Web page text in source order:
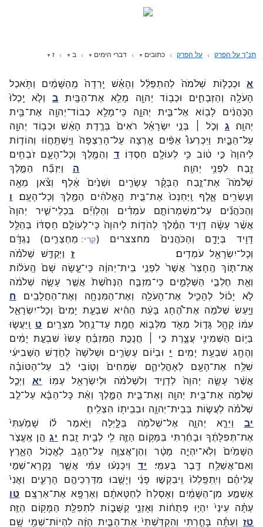
תנ"ך על הפרק על הפרק כתובים דברי הימים ב ז
א וּכְכַלּ֤וֹת שְׁלֹמֹה֙ לְהִתְפַּלֵּ֔ל וְהָאֵ֗שׁ יָֽרְדָה֙ מֵֽהַשָּׁמַ֔יִם וַתֹּ֥אכַל
הָעֹלָ֖ה וְהַזְּבָחִ֑ים וּכְב֥וֹד יְהוָ֖ה מָלֵ֥א אֶת־הַבָּֽיִת׃ ב וְלֹ֤א יָֽכְלוּ֙
הַכֹּ֣הֲנִ֔ים לָב֖וֹא אֶל־בֵּ֣ית יְהוָ֑ה כִּֽי־מָלֵ֥א כְבוֹד־יְהוָ֖ה אֶת־בֵּ֥ית
יְהוָֽה׃ ג וְכֹ֣ל ׀ בְּנֵ֣י יִשְׂרָאֵ֗ל רֹאִים֙ בְּרֶ֣דֶת הָאֵ֔שׁ וּכְב֥וֹד יְהוָ֖ה
עַל־הַבָּ֑יִת וַיִּכְרְעוּ֩ אַפַּ֨יִם אַ֤רְצָה עַל־הָרִֽצְפָה֙ וַיִּֽשְׁתַּֽחֲו֔וּ וְהוֹד֤וֹת
לַיהוָה֙ כִּ֣י ט֔וֹב כִּ֥י לְעוֹלָ֖ם חַסְדּֽוֹ׃ ד וְהַמֶּ֖לֶךְ וְכָל־הָעָ֑ם זֹבְחִ֥ים
זֶ֖בַח
לִפְנֵ֥י יְהוָֽה׃ ה וַיִּזְבַּ֞ח
הַמֶּ֣לֶךְ
שְׁלֹמֹה֮
אֶת־זֶ֣בַח הַבָּקָ֗ר עֶשְׂרִ֤ים וּשְׁנַ֙יִם֙ אֶ֔לֶף וְצֹ֕אן
מֵאָ֥ה
וְעֶשְׂרִ֖ים אָ֑לֶף וַֽיַּחְנְכוּ֙ אֶת־בֵּ֣ית הָֽאֱלֹהִ֔ים הַמֶּ֖לֶךְ וְכָל־הָעָֽם׃ ו
וְהַכֹּהֲנִ֞ים
עַל־מִשְׁמְרוֹתָ֣ם עֹמְדִ֗ים וְהַלְוִיִּ֞ם בִּכְלֵי־שִׁ֤יר
יְהוָה֙
אֲשֶׁ֨ר עָשָׂ֜ה דָּוִ֣יד הַמֶּ֗לֶךְ לְהֹד֤וֹת לַיהוָה֙ כִּֽי־לְעוֹלָ֣ם חַסְדּ֔וֹ בְּהַלֵּ֥ל
דָּוִ֖יד
בְּיָדָ֑ם וְהַכֹּהֲנִים֙ מחצצרים ( מַחְצְרִ֣ים)
נֶגְדָּ֔ם
וְכָל־יִשְׂרָאֵ֖ל עֹמְדִֽים׃ ז וַיְקַדֵּ֣שׁ שְׁלֹמֹ֗ה
אֶת־תּ֤וֹךְ הֶֽחָצֵר֙ אֲשֶׁר֙ לִפְנֵ֣י בֵית־יְהוָ֔ה כִּֽי־עָ֤שָׂה שָׁם֙ הָֽעֹל֔וֹת
וְאֵ֖ת חֶלְבֵ֣י הַשְּׁלָמִ֑ים כִּֽי־מִזְבַּ֤ח הַנְּחֹ֙שֶׁת֙ אֲשֶׁ֣ר עָשָׂ֣ה שְׁלֹמֹ֔ה
לֹ֣א
יָכ֗וֹל לְהָכִ֛יל אֶת־הָעֹלָ֥ה וְאֶת־הַמִּנְחָ֖ה וְאֶת־הַחֲלָבִֽים׃
ח
וַיַּ֣עַשׂ שְׁלֹמֹ֣ה אֶת־הֶ֠חָג בָּעֵ֨ת הַהִ֜יא שִׁבְעַ֤ת יָמִים֙ וְכָל־יִשְׂרָאֵ֣ל
עִמּ֔וֹ קָהָ֖ל גָּד֣וֹל מְאֹ֑ד מִלְּב֥וֹא חֲמָ֖ת עַד־נַ֥חַל מִצְרָֽיִם׃ ט וַֽיַּעֲשׂ֛וּ
בַּיּ֥וֹם הַשְּׁמִינִ֖י עֲצָ֑רֶת כִּ֣י ׀ חֲנֻכַּ֣ת הַמִּזְבֵּ֗חַ עָשׂוּ֙ שִׁבְעַ֣ת יָמִ֔ים
וְהֶחָ֖ג שִׁבְעַ֥ת יָמִֽים׃ י וּבְי֨וֹם עֶשְׂרִ֤ים וּשְׁלֹשָׁה֙ לַחֹ֣דֶשׁ הַשְּׁבִיעִ֔י
שִׁלַּ֥ח
אֶת־הָעָ֖ם לְאָהֳלֵיהֶ֑ם שְׂמֵחִים֙ וְט֣וֹבֵי לֵ֔ב עַל־הַטּוֹבָ֗ה
אֲשֶׁ֨ר עָשָׂ֤ה יְהוָה֙ לְדָוִ֣יד וְלִשְׁלֹמֹ֔ה וּלְיִשְׂרָאֵ֖ל עַמּֽוֹ׃ יא
וַיְכַ֧ל
שְׁלֹמֹ֛ה אֶת־בֵּ֥ית יְהוָ֖ה וְאֶת־בֵּ֣ית הַמֶּ֑לֶךְ וְאֵ֨ת כָּל־הַבָּ֜א עַל־לֵ֣ב
שְׁלֹמֹ֗ה לַעֲשׂ֧וֹת בְּבֵית־יְהוָ֛ה וּבְבֵית֖וֹ הִצְלִֽיחַ׃
יב
וַיֵּרָ֧א יְהוָ֛ה אֶל־שְׁלֹמֹ֖ה בַּלָּ֑יְלָה וַיֹּ֣אמֶר ל֗וֹ
שָׁמַ֙עְתִּי֙
אֶת־תְּפִלָּתֶ֔ךָ וּבָחַ֜רְתִּי בַּמָּק֥וֹם הַזֶּ֛ה לִ֖י לְבֵ֥ית זָֽבַח׃ יג הֵ֣ן אֶֽעֱצֹ֤ר
הַשָּׁמַ֙יִם֙
וְלֹֽא־יִהְיֶ֣ה מָטָ֔ר וְהֵן־אֲצַוֶּ֥ה עַל־חָגָ֖ב לֶאֱכ֣וֹל
הָאָ֑רֶץ
וְאִם־אֲשַׁלַּ֥ח דֶּ֖בֶר בְּעַמִּֽי׃ יד וְיִכָּנְע֨וּ עַמִּ֜י אֲשֶׁ֧ר נִֽקְרָא־שְׁמִ֣י
עֲלֵיהֶ֗ם וְיִֽתְפַּֽלְלוּ֙ וִֽיבַקְשׁ֣וּ פָנַ֔י וְיָשֻׁ֖בוּ מִדַּרְכֵיהֶ֣ם הָרָעִ֑ים וַאֲנִי֙
אֶשְׁמַ֣ע מִן־הַשָּׁמַ֔יִם וְאֶסְלַח֙ לְחַטָּאתָ֔ם וְאֶרְפָּ֖א אֶת־אַרְצָֽם׃ טו
עַתָּ֗ה עֵינַי֙ יִהְי֣וּ פְתֻח֔וֹת וְאָזְנַ֖י קַשֻּׁב֑וֹת לִתְפִלַּ֖ת הַמָּק֥וֹם הַזֶּֽה׃
טז וְעַתָּ֗ה בָּחַ֤רְתִּי וְהִקְדַּ֙שְׁתִּי֙ אֶת־הַבַּ֣יִת הַזֶּ֔ה לִהְיוֹת־שְׁמִ֥י שָׁ֖ם